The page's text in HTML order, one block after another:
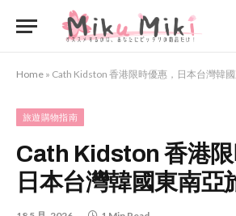
Home » Cath Kidston 香港限時優惠，日本台灣韓
旅遊購物指南
Cath Kidston 香港限
日本台灣韓國東南亞